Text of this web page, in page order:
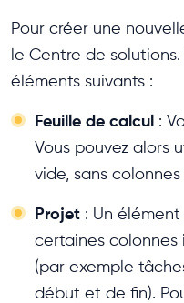
Pour créer une
le Centre de
éléments suivants :
Feuille de calcul :
Vous pouvez alors
vide, sans
Projet : Un
certaines colonnes
(par exemple
début et de fin).